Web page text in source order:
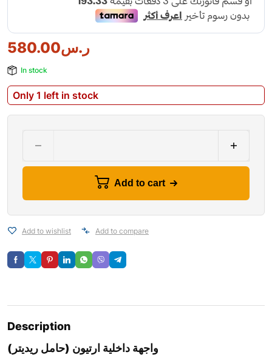
ر.س580.00
In stock
Only 1 left in stock
Add to cart
Add to wishlist Add to compare
Description
واجهة داخلية ارتيون (حامل ريديتر)